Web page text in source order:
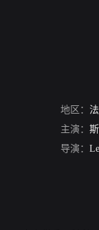
地区：
主演：
导演：